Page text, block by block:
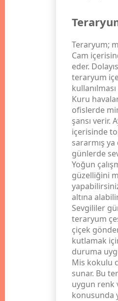
Teraryum;
Cam
eder.
teraryum
Kuru
ofislerde
şansı verir.
içerisinde
sararmış
günlerde
Yoğun
güzelliğini
altına
Sevgililer
teraryum
çiçek
kutlamak
duruma
Mis kokulu
sunar. Bu
uygun renk
konusunda